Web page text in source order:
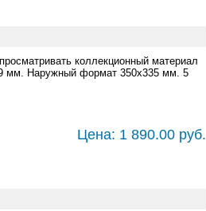
коллекционный материал
мм. Наружный формат 350x335 мм. 5
Цена: 1 890.00 руб.